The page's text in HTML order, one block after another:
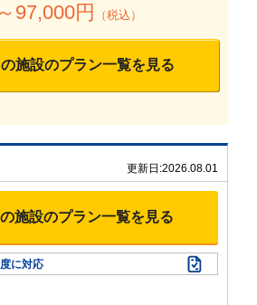
97,000円 （税込）
施設のプラン一覧を見る
更新日:2026.08.01
施設のプラン一覧を見る
に対応